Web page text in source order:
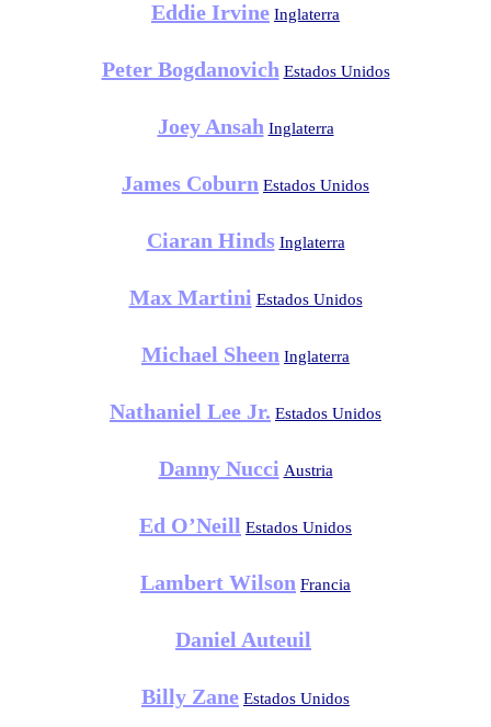
Eddie Irvine Inglaterra
Peter Bogdanovich Estados Unidos
Joey Ansah Inglaterra
James Coburn Estados Unidos
Ciaran Hinds Inglaterra
Max Martini Estados Unidos
Michael Sheen Inglaterra
Nathaniel Lee Jr. Estados Unidos
Danny Nucci Austria
Ed O’Neill Estados Unidos
Lambert Wilson Francia
Daniel Auteuil
Billy Zane Estados Unidos